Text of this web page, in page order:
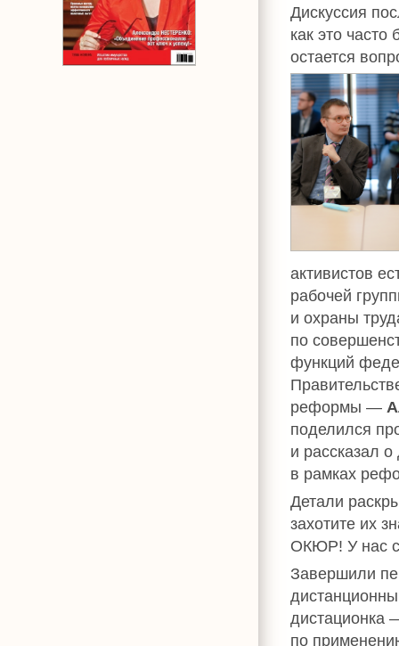
Дискуссия
как это
остается
активистов
рабочей
и охраны
по
функций
реформы —
поделился
и рассказал
в рамках
Детали
захотите их
ОКЮР! У нас
Завершили
дистационка
по